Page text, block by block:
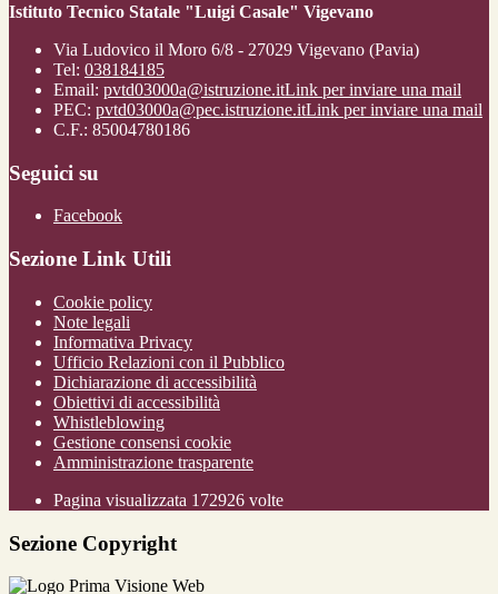
Istituto Tecnico Statale "Luigi Casale" Vigevano
Via Ludovico il Moro 6/8 - 27029 Vigevano (Pavia)
Tel: 038184185
Email: pvtd03000a@istruzione.itLink per inviare una mail
PEC: pvtd03000a@pec.istruzione.itLink per inviare una mail
C.F.: 85004780186
Seguici su
Facebook
Sezione Link Utili
Cookie policy
Note legali
Informativa Privacy
Ufficio Relazioni con il Pubblico
Dichiarazione di accessibilità
Obiettivi di accessibilità
Whistleblowing
Gestione consensi cookie
Amministrazione trasparente
Pagina visualizzata 172926 volte
Sezione Copyright